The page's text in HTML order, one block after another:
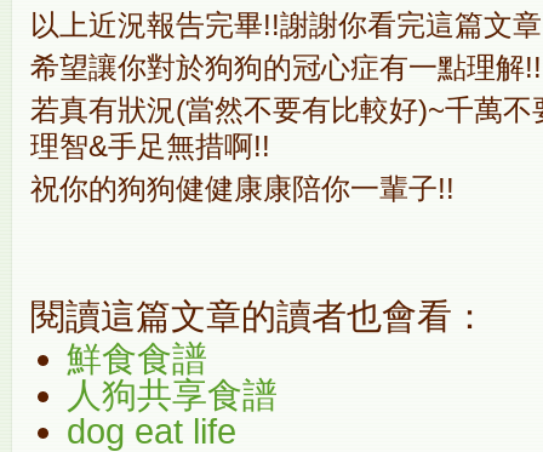
以上近況報告完畢!!謝謝你看完這篇文
希望讓你對於狗狗的冠心症有一點理解!!
若真有狀況(當然不要有比較好)~千萬
理智&手足無措啊!!
祝你的狗狗健健康康陪你一輩子!!
閱讀這篇文章的讀者也會看：
鮮食食譜
人狗共享食譜
dog eat life